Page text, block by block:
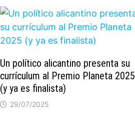
Un político alicantino presenta su
currículum al Premio Planeta 2025
(y ya es finalista)
29/07/2025